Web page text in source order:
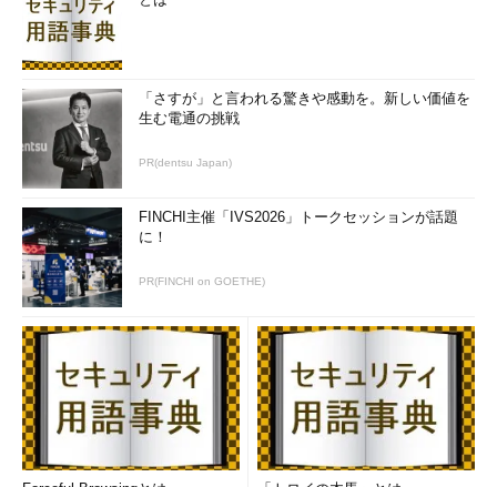
新たに追加したオプションの意味を以下に示します。
AUTOEXTEND OFF
データファイルの自動拡張を禁止します。
MINIMUM EXTENTS
テーブルスペースの最小「エクステント」（後
述）のサイズを指定します。
DEFAULT STORAGE
このテーブルスペースに作られるテーブル標準
のSTORAGE句を設定します。テーブル作成時
ブルスペースの標準値が使用されます。
STORAGE句とは、テーブルの最初の大きさや
拡張される場合の大きさを定義するものです。
STORAGE句の主なオプション
「さすが」と言われる驚きや感動を。新しい価値を
生む電通の挑戦
PR(dentsu Japan)
FINCHI主催「IVS2026」トークセッションが話題
に！
PR(FINCHI on GOETHE)